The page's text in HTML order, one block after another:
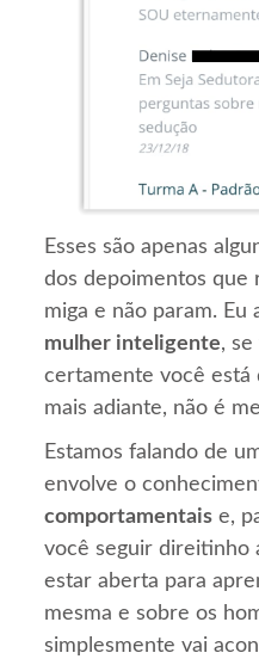
Esses são apenas
dos depoimentos que
miga e não param.
mulher inteligente,
certamente você
mais adiante, não é
Estamos falando de
envolve o
comportamentais e,
você seguir direitinho
estar aberta para
mesma e sobre os
simplesmente vai